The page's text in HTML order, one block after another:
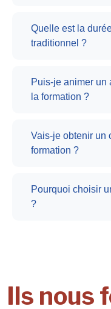
Quelle est la
traditionnel ?
Puis-je animer un
la formation ?
Vais-je obtenir un
formation ?
Pourquoi choisir
?
Ils nous